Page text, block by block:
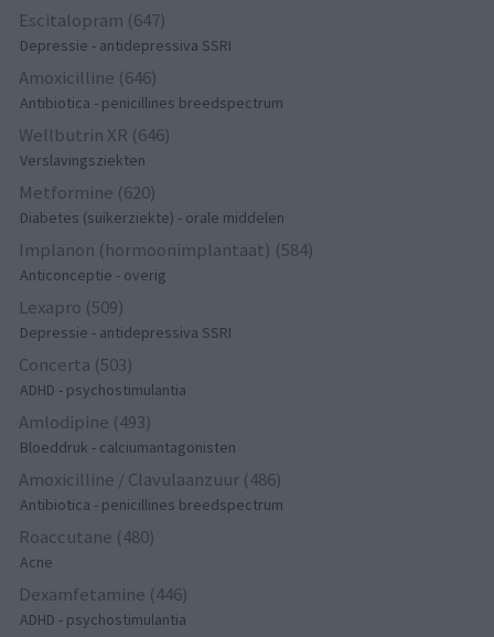
Escitalopram (647)
Depressie - antidepressiva SSRI
Amoxicilline (646)
Antibiotica - penicillines breedspectrum
Wellbutrin XR (646)
Verslavingsziekten
Metformine (620)
Diabetes (suikerziekte) - orale middelen
Implanon (hormoonimplantaat) (584)
Anticonceptie - overig
Lexapro (509)
Depressie - antidepressiva SSRI
Concerta (503)
ADHD - psychostimulantia
Amlodipine (493)
Bloeddruk - calciumantagonisten
Amoxicilline / Clavulaanzuur (486)
Antibiotica - penicillines breedspectrum
Roaccutane (480)
Acne
Dexamfetamine (446)
ADHD - psychostimulantia